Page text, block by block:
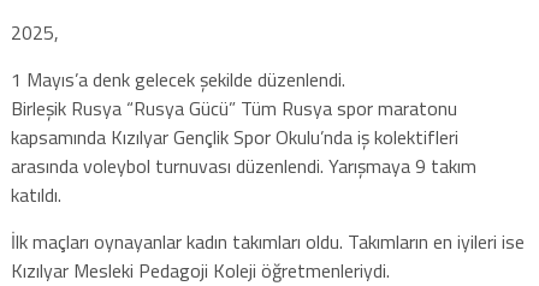
2025,
1 Mayıs’a denk gelecek şekilde düzenlendi.
Birleşik Rusya “Rusya Gücü” Tüm Rusya spor maratonu
kapsamında Kızılyar Gençlik Spor Okulu’nda iş kolektifleri
arasında voleybol turnuvası düzenlendi. Yarışmaya 9 takım
katıldı.
İlk maçları oynayanlar kadın takımları oldu. Takımların en iyileri ise
Kızılyar Mesleki Pedagoji Koleji öğretmenleriydi.